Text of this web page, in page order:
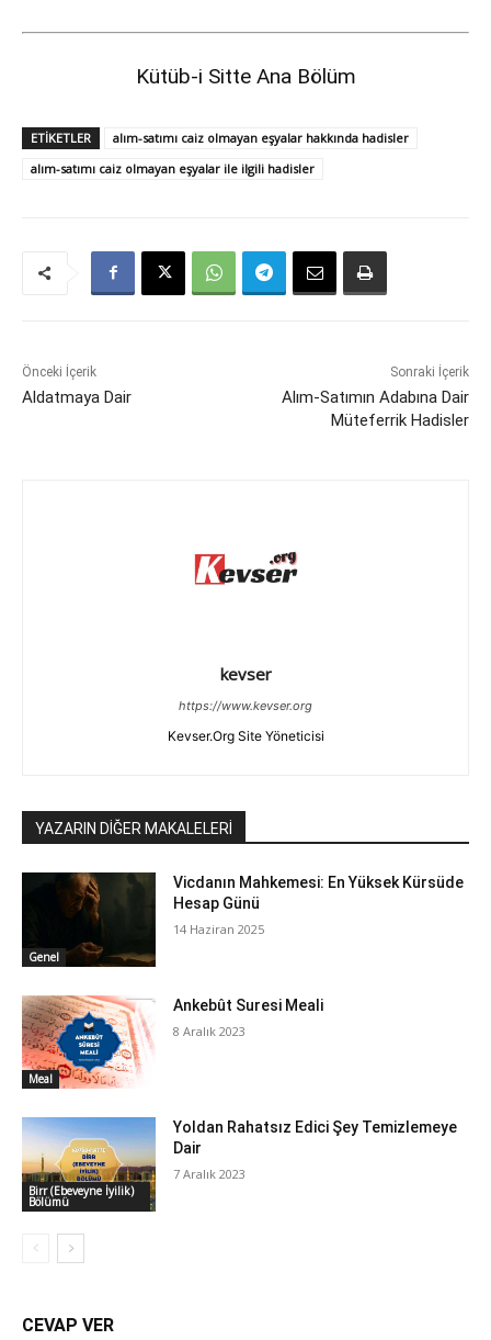
Kütüb-i Sitte Ana Bölüm
ETIKETLER
alım-satımı caiz olmayan eşyalar hakkında hadisler
alım-satımı caiz olmayan eşyalar ile ilgili hadisler
Önceki İçerik
Aldatmaya Dair
Sonraki İçerik
Alım-Satımın Adabına Dair
Müteferrik Hadisler
kevser
https://www.kevser.org
Kevser.Org Site Yöneticisi
YAZARIN DİĞER MAKALELERİ
Genel
Vicdanın Mahkemesi: En Yüksek Kürsüde
Hesap Günü
14 Haziran 2025
Meal
Ankebût Suresi Meali
8 Aralık 2023
Birr (Ebeveyne İyilik)
Bölümü
Yoldan Rahatsız Edici Şey Temizlemeye
Dair
7 Aralık 2023
CEVAP VER